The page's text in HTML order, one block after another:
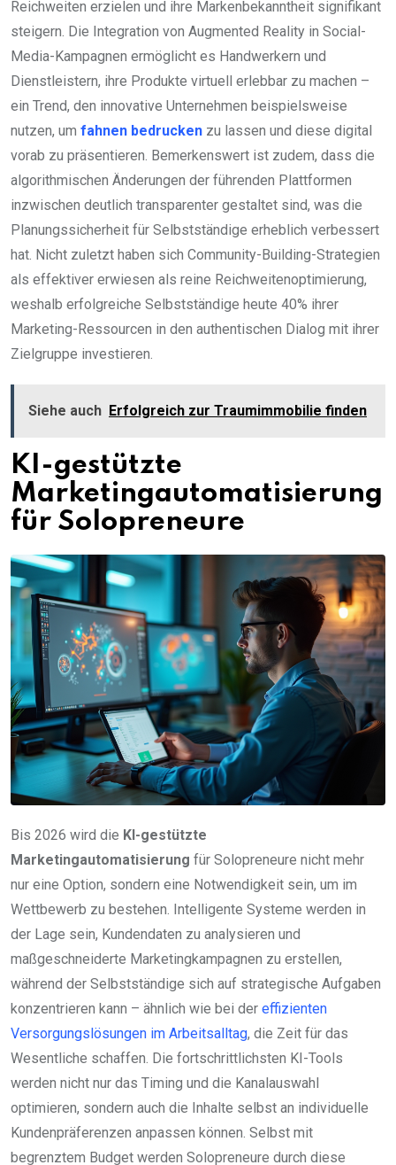
Reichweiten erzielen und ihre Markenbekanntheit signifikant
steigern. Die Integration von Augmented Reality in Social-
Media-Kampagnen ermöglicht es Handwerkern und
Dienstleistern, ihre Produkte virtuell erlebbar zu machen –
ein Trend, den innovative Unternehmen beispielsweise
nutzen, um fahnen bedrucken zu lassen und diese digital
vorab zu präsentieren. Bemerkenswert ist zudem, dass die
algorithmischen Änderungen der führenden Plattformen
inzwischen deutlich transparenter gestaltet sind, was die
Planungssicherheit für Selbstständige erheblich verbessert
hat. Nicht zuletzt haben sich Community-Building-Strategien
als effektiver erwiesen als reine Reichweitenoptimierung,
weshalb erfolgreiche Selbstständige heute 40% ihrer
Marketing-Ressourcen in den authentischen Dialog mit ihrer
Zielgruppe investieren.
Siehe auch Erfolgreich zur Traumimmobilie finden
KI-gestützte
Marketingautomatisierung
für Solopreneure
Bis 2026 wird die KI-gestützte
Marketingautomatisierung für Solopreneure nicht mehr
nur eine Option, sondern eine Notwendigkeit sein, um im
Wettbewerb zu bestehen. Intelligente Systeme werden in
der Lage sein, Kundendaten zu analysieren und
maßgeschneiderte Marketingkampagnen zu erstellen,
während der Selbstständige sich auf strategische Aufgaben
konzentrieren kann – ähnlich wie bei der effizienten
Versorgungslösungen im Arbeitsalltag, die Zeit für das
Wesentliche schaffen. Die fortschrittlichsten KI-Tools
werden nicht nur das Timing und die Kanalauswahl
optimieren, sondern auch die Inhalte selbst an individuelle
Kundenpräferenzen anpassen können. Selbst mit
begrenztem Budget werden Solopreneure durch diese